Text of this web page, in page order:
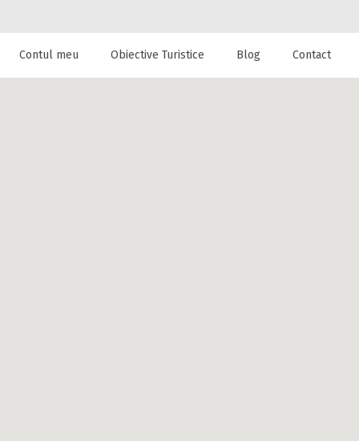
cazare la
Contul meu Obiective Turistice Blog Contact